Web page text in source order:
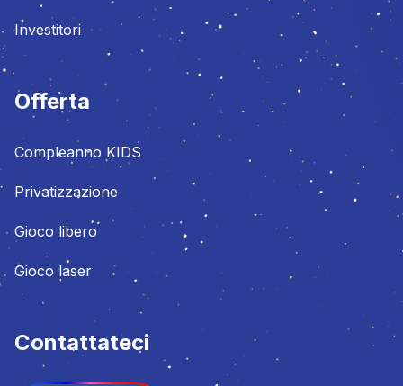
Investitori
Offerta
Compleanno KIDS
Privatizzazione
Gioco libero
Gioco laser
Contattateci